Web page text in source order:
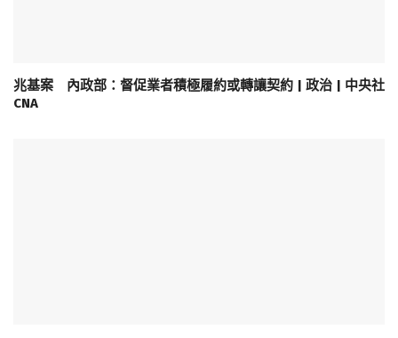
兆基案 內政部：督促業者積極履約或轉讓契約 | 政治 | 中央社
CNA